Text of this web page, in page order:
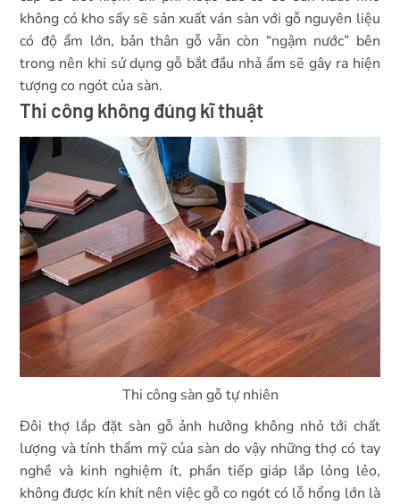
không có kho sấy sẽ sản xuất ván sàn với gỗ nguyên liệu
có độ ẩm lớn, bản thân gỗ vẫn còn “ngậm nước” bên
trong nên khi sử dụng gỗ bắt đầu nhả ẩm sẽ gây ra hiện
tượng co ngót của sàn.
Thi công không đúng kĩ thuật
Thi công sàn gỗ tự nhiên
Đôi thợ lắp đặt sàn gỗ ảnh hưởng không nhỏ tới chất
lượng và tính thẩm mỹ của sàn do vậy những thợ có tay
nghề và kinh nghiệm ít, phần tiếp giáp lắp lỏng lẻo,
không được kín khít nên việc gỗ co ngót có lỗ hổng lớn là